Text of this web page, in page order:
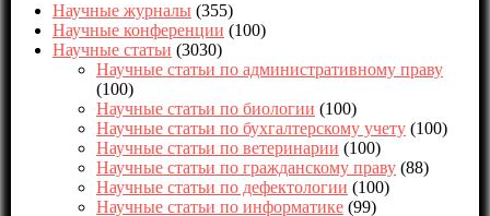
Научные журналы (355)
Научные конференции (100)
Научные статьи (3030)
Научные статьи по административному праву
(100)
Научные статьи по биологии (100)
Научные статьи по бухгалтерскому учету (100)
Научные статьи по ветеринарии (100)
Научные статьи по гражданскому праву (88)
Научные статьи по дефектологии (100)
Научные статьи по информатике (99)